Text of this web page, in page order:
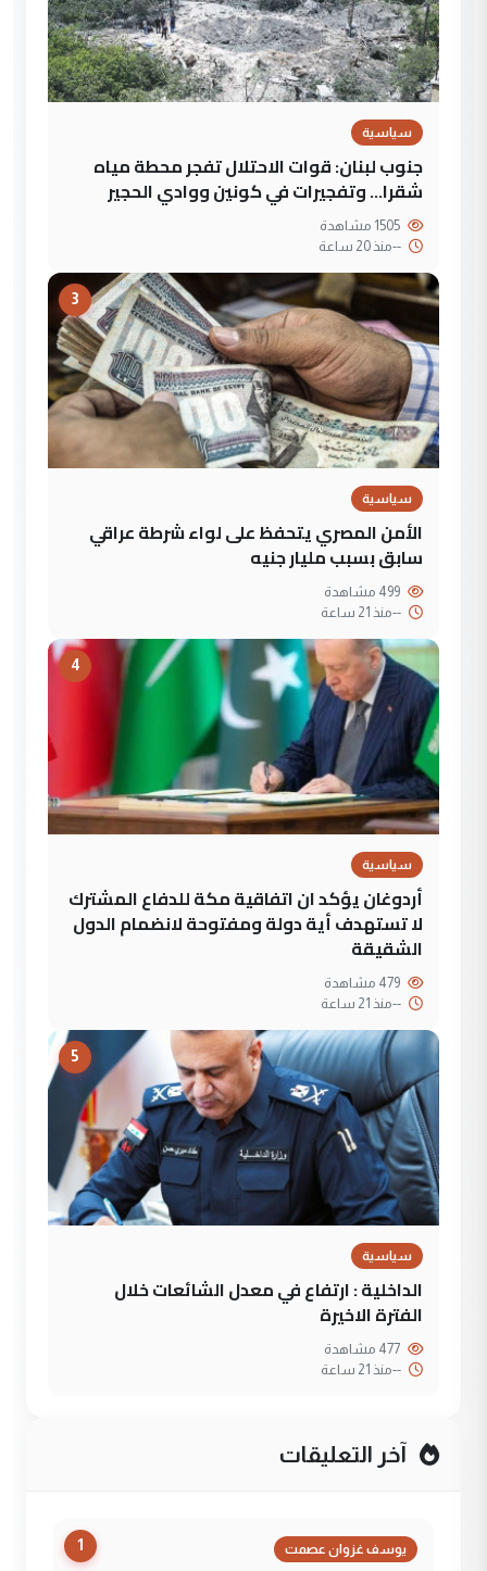
سياسية
جنوب لبنان: قوات الاحتلال تفجر محطة مياه
شقرا… وتفجيرات في كونين ووادي الحجير
--منذ 20 ساعة
3
سياسية
الأمن المصري يتحفظ على لواء شرطة عراقي
سابق بسبب مليار جنيه
--منذ 21 ساعة
4
سياسية
أردوغان يؤكد ان اتفاقية مكة للدفاع المشترك
لا تستهدف أية دولة ومفتوحة لانضمام الدول
الشقيقة
--منذ 21 ساعة
5
سياسية
الداخلية : ارتفاع في معدل الشائعات خلال
الفترة الاخيرة
--منذ 21 ساعة
آخر التعليقات
1 يوسف غزوان عصمت